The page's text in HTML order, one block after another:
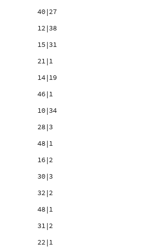
40|27
12|38
15|31
21|1
14|19
46|1
10|34
28|3
48|1
16|2
30|3
32|2
48|1
31|2
22|1